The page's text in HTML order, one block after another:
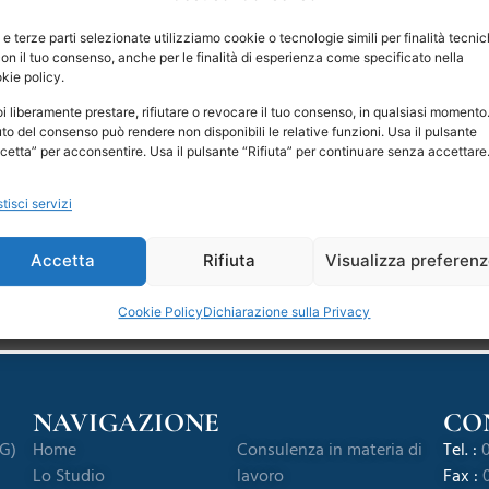
e terze parti selezionate utilizziamo cookie o tecnologie simili per finalità
il tuo consenso, anche per le finalità di esperienza come specificato nella
policy.
liberamente prestare, rifiutare o revocare il tuo consenso, in qualsiasi
del consenso può rendere non disponibili le relative funzioni. Usa il pulsante
per acconsentire. Usa il pulsante “Rifiuta” per continuare senza accettare.
servizi
Accetta Rifiuta Visualizza
Cookie PolicyDichiarazione sulla Privacy
ORARI DI APERTURA
Lun – Ven: 08.30-12.30 / 14.30-18.30
mercoledì lo studio è chiuso per disbrigo pratiche interne.
NAVIGAZIONE
Home
Lo Studio
Consulenza in materia di
lavoro
Tel. :
Fax :